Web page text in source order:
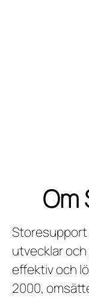
utvecklar
effektiv och
2000,